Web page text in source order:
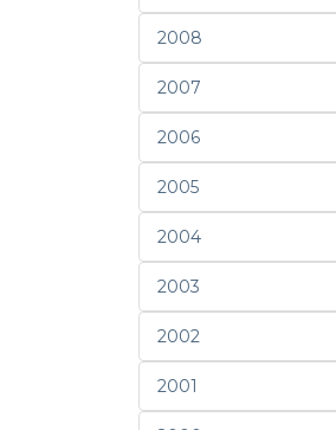
2008
2007
2006
2005
2004
2003
2002
2001